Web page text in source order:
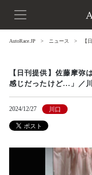
AutoRace.JP ニュース 【
【日刊提供】佐藤摩弥
感じだったけど...」／
2024/12/27 川口